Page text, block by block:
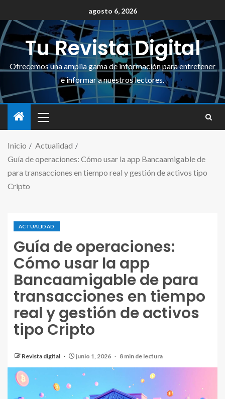
agosto 6, 2026
Tu Revista Digital
Ofrecemos una amplia gama de información para entretener
e informar a nuestros lectores.
Inicio
Actualidad
Guía de operaciones: Cómo usar la app Bancaamigable de
para transacciones en tiempo real y gestión de activos tipo
Cripto
ACTUALIDAD
Guía de operaciones:
Cómo usar la app
Bancaamigable de para
transacciones en tiempo
real y gestión de activos
tipo Cripto
Revista digital junio 1, 2026 8 min de lectura